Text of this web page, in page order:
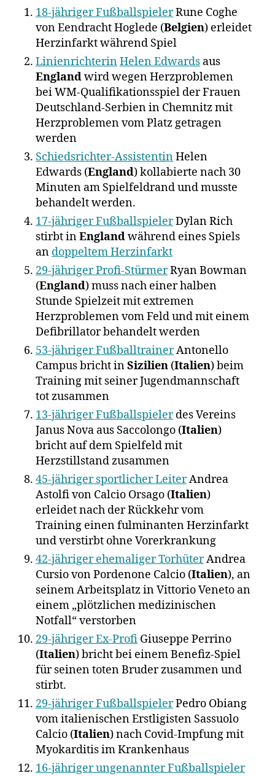
18-jähriger FußballspielerRune Coghe
von Eendracht Hoglede (Belgien) erleidet
Herzinfarkt während Spiel
LinienrichterinHelen Edwards aus
Englandwird wegen Herzproblemen
bei WM-Qualifikationsspiel der Frauen
Deutschland-Serbien in Chemnitz mit
Herzproblemen vom Platz getragen
werden
Schiedsrichter-AssistentinHelen
Edwards (England) kollabierte nach 30
Minuten am Spielfeldrand und musste
behandelt werden.
17-jähriger FußballspielerDylan Rich
stirbt inEnglandwährend eines Spiels
an doppeltem Herzinfarkt
29-jähriger Profi-StürmerRyan Bowman
(England) muss nach einer halben
Stunde Spielzeit mit extremen
Herzproblemen vom Feld und mit einem
Defibrillator behandelt werden
53-jähriger FußballtrainerAntonello
Campus bricht inSizilien (Italien) beim
Training mit seiner Jugendmannschaft
tot zusammen
13-jähriger Fußballspielerdes Vereins
Janus Nova aus Saccolongo (Italien)
bricht auf dem Spielfeld mit
Herzstillstand zusammen
45-jähriger sportlicher LeiterAndrea
Astolfi von Calcio Orsago (Italien)
erleidet nach der Rückkehr vom
Training einen fulminanten Herzinfarkt
und verstirbt ohne Vorerkrankung
42-jähriger ehemaliger TorhüterAndrea
Cursio von Pordenone Calcio (Italien), an
seinem Arbeitsplatz in Vittorio Veneto an
einem „plötzlichen medizinischen
Notfall“ verstorben
29-jähriger Ex-Profi Giuseppe Perrino
(Italien) bricht bei einem Benefiz-Spiel
für seinen toten Bruder zusammen und
stirbt.
29-jähriger FußballspielerPedro Obiang
vom italienischen Erstligisten Sassuolo
Calcio (Italien) nach Covid-Impfung mit
Myokarditis im Krankenhaus
16-jähriger ungenannter Fußballspieler